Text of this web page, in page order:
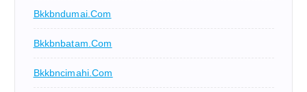
Bkkbndumai.com
Bkkbnbatam.com
Bkkbncimahi.com